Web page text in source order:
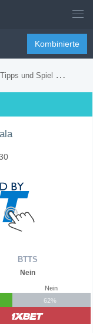
Kombinierte
Spiel Vorschau
BTTS
Nein
Nein
62%